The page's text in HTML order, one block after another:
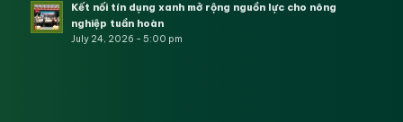
Kết nối tín dụng xanh mở rộng nguồn lực cho nông
nghiệp tuần hoàn
July 24, 2026 - 5:00 pm